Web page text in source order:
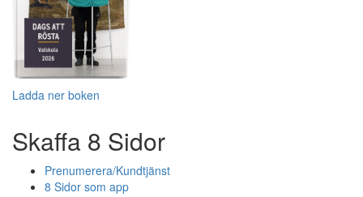
Ladda ner boken
Skaffa 8 Sidor
Prenumerera/Kundtjänst
8 Sidor som app